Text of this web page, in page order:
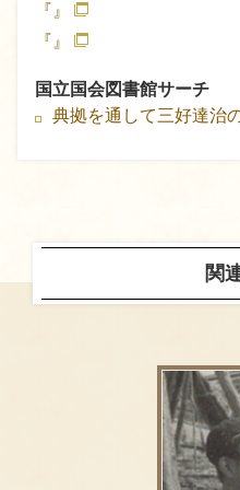
『』
『』
国立国会図書館サーチ
典拠を通して三好達治
関